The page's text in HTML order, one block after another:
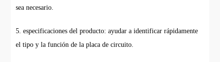
sea necesario.
5. especificaciones del producto: ayudar a identificar rápidamente
el tipo y la función de la placa de circuito.